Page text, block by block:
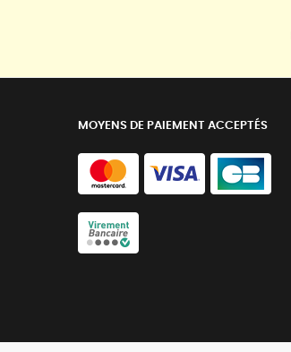
MOYENS DE PAIEMENT ACCEPTÉS